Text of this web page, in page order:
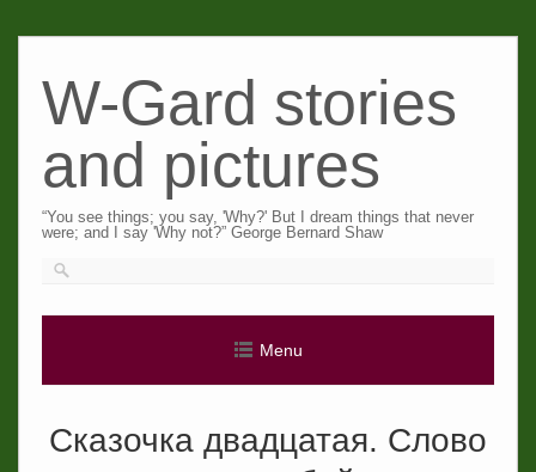
content
W-Gard stories
and pictures
“You see things; you say, 'Why?' But I dream things that never
were; and I say 'Why not?” George Bernard Shaw
Menu
Сказочка двадцатая. Слово